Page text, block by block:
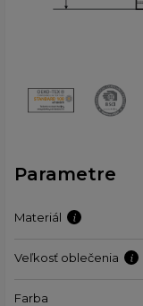
Parametre
Materiál
Veľkosť oblečenia
Farba